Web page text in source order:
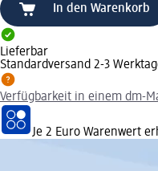
In den Warenkorb
Lieferbar
Standardversand 2-3
Verfügbarkeit in einem dm-
Je 2 Euro Warenwert